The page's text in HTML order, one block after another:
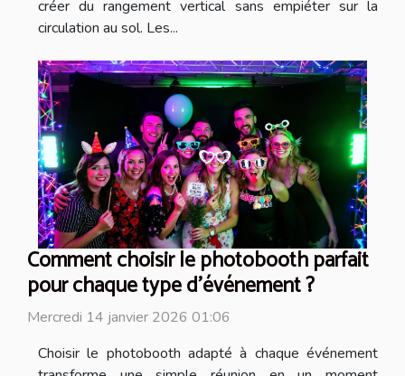
créer du rangement vertical sans empiéter sur la
circulation au sol. Les...
Comment choisir le photobooth parfait
pour chaque type d'événement ?
Mercredi 14 janvier 2026 01:06
Choisir le photobooth adapté à chaque événement